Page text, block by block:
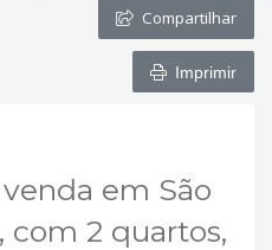
Compartilhar
Imprimir
em São
com 2 quartos,